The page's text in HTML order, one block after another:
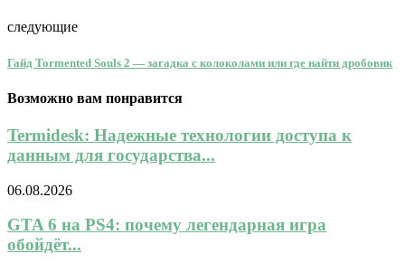
следующие
Гайд Tormented Souls 2 — загадка с колоколами или где найти дробовик
Возможно вам понравится
Termidesk: Надежные технологии доступа к
данным для государства...
06.08.2026
GTA 6 на PS4: почему легендарная игра
обойдёт...